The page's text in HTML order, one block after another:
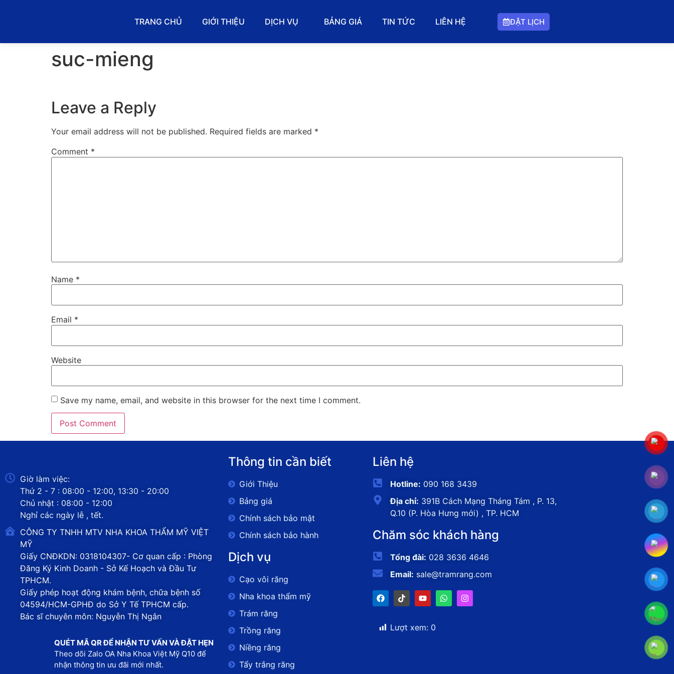
TRANG CHỦ GIỚI THIỆU DỊCH VỤ BẢNG GIÁ TIN TỨC LIÊN HỆ ĐẶT LỊCH
suc-mieng
Leave a Reply
Your email address will not be published. Required fields are marked *
Comment *
Name *
Email *
Website
Save my name, email, and website in this browser for the next time I comment.
Giờ làm việc:
Thứ 2 - 7 : 08:00 - 12:00, 13:30 - 20:00
Chủ nhật : 08:00 - 12:00
Nghỉ các ngày lễ , tết.
CÔNG TY TNHH MTV NHA KHOA THẨM MỸ VIỆT
MỸ
Giấy CNĐKDN: 0318104307- Cơ quan cấp : Phòng
Đăng Ký Kinh Doanh - Sở Kế Hoạch và Đầu Tư
TPHCM.
Giấy phép hoạt động khám bệnh, chữa bệnh số
04594/HCM-GPHĐ do Sở Y Tế TPHCM cấp.
Bác sĩ chuyên môn: Nguyễn Thị Ngân
QUÉT MÃ QR ĐỂ NHẬN TƯ VẤN VÀ ĐẶT HẸN
Theo dõi Zalo OA Nha Khoa Việt Mỹ Q10 để
nhận thông tin ưu đãi mới nhất.
Thông tin cần biết
Giới Thiệu
Bảng giá
Chính sách bảo mật
Chính sách bảo hành
Dịch vụ
Cạo vôi răng
Nha khoa thẩm mỹ
Trám răng
Trồng răng
Niềng răng
Tẩy trắng răng
Liên hệ
Hotline: 090 168 3439
Địa chỉ: 391B Cách Mạng Tháng Tám , P. 13,
Q.10 (P. Hòa Hưng mới) , TP. HCM
Chăm sóc khách hàng
Tổng đài: 028 3636 4646
Email: sale@tramrang.com
Lượt xem: 0